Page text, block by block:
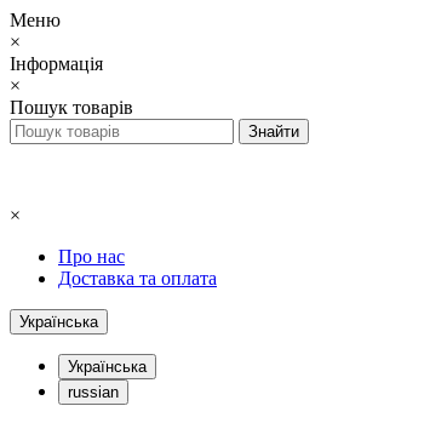
Меню
×
Інформація
×
Пошук товарів
×
Про нас
Доставка та оплата
Українська
Українська
russian